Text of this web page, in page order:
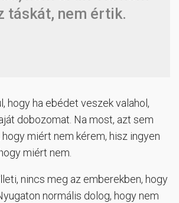
táskát, nem értik.
hogy ha ebédet veszek valahol,
dobozomat. Na most, azt sem
hogy miért nem kérem, hisz ingyen
miért nem.
nincs meg az emberekben, hogy
normális dolog, hogy nem